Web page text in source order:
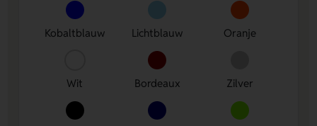
Kobaltblauw Lichtblauw Oranje
Wit Bordeaux Zilver